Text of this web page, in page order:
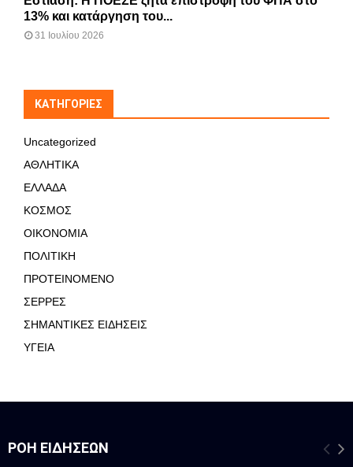
13% και κατάργηση του...
31 Ιουλίου 2026
KΑΤΗΓΟΡΊΕΣ
Uncategorized
ΑΘΛΗΤΙΚΑ
ΕΛΛΑΔΑ
ΚΟΣΜΟΣ
ΟΙΚΟΝΟΜΙΑ
ΠΟΛΙΤΙΚΗ
ΠΡΟΤΕΙΝΟΜΕΝΟ
ΣΕΡΡΕΣ
ΣΗΜΑΝΤΙΚΕΣ ΕΙΔΗΣΕΙΣ
ΥΓΕΙΑ
ΡΟΉ ΕΙΔΉΣΕΩΝ